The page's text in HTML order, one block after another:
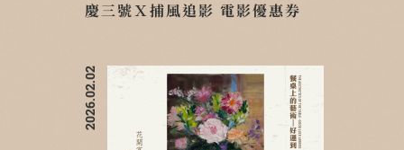
慶三號Ｘ捕風追影 電影優惠券
2026.02.02